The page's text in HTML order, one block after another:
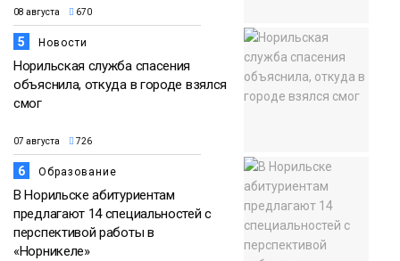
08 августа 670
5 Новости
Норильская служба спасения
объяснила, откуда в городе взялся
смог
07 августа 726
6 Образование
В Норильске абитуриентам
предлагают 14 специальностей с
перспективой работы в
«Норникеле»